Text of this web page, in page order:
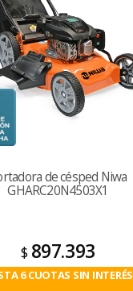
de césped Niwa
GHARC20N4503X1
$ 897.393
6 CUOTAS SIN INTERÉS